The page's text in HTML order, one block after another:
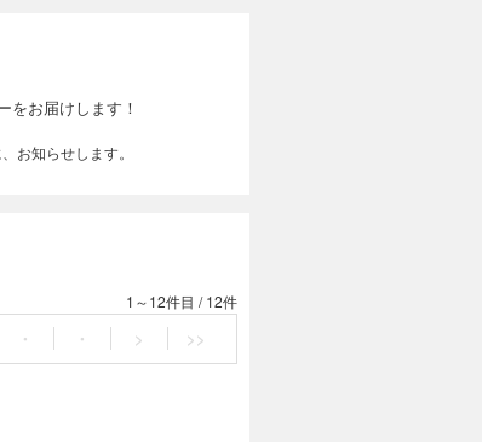
をお届けします！
お知らせします。
1～12件目 /12件
・ ・ > >>